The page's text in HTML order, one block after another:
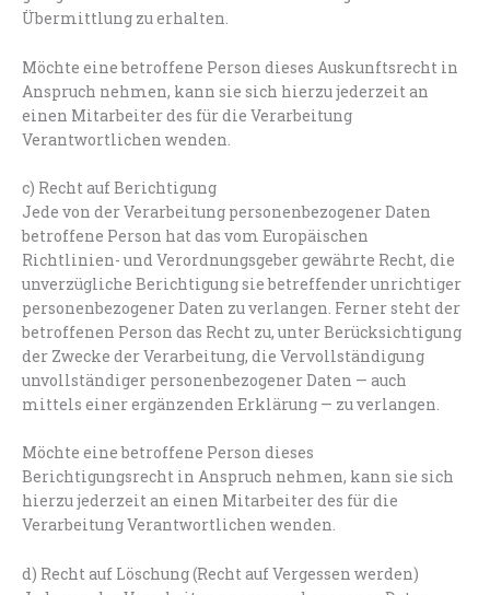
Übermittlung zu erhalten.
Möchte eine betroffene Person dieses Auskunftsrecht in
Anspruch nehmen, kann sie sich hierzu jederzeit an
einen Mitarbeiter des für die Verarbeitung
Verantwortlichen wenden.
c) Recht auf Berichtigung
Jede von der Verarbeitung personenbezogener Daten
betroffene Person hat das vom Europäischen
Richtlinien- und Verordnungsgeber gewährte Recht, die
unverzügliche Berichtigung sie betreffender unrichtiger
personenbezogener Daten zu verlangen. Ferner steht der
betroffenen Person das Recht zu, unter Berücksichtigung
der Zwecke der Verarbeitung, die Vervollständigung
unvollständiger personenbezogener Daten — auch
mittels einer ergänzenden Erklärung — zu verlangen.
Möchte eine betroffene Person dieses
Berichtigungsrecht in Anspruch nehmen, kann sie sich
hierzu jederzeit an einen Mitarbeiter des für die
Verarbeitung Verantwortlichen wenden.
d) Recht auf Löschung (Recht auf Vergessen werden)